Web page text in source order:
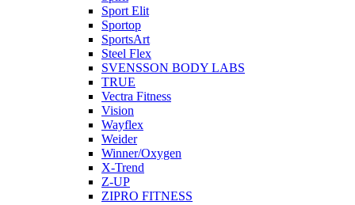
Sport Elit
Sportop
SportsArt
Steel Flex
SVENSSON BODY LABS
TRUE
Vectra Fitness
Vision
Wayflex
Weider
Winner/Oxygen
X-Trend
Z-UP
ZIPRO FITNESS